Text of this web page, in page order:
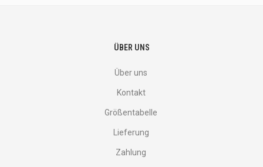
ÜBER UNS
Über uns
Kontakt
Größentabelle
Lieferung
Zahlung